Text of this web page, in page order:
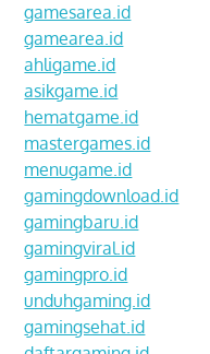
gamesarea.id
gamearea.id
ahligame.id
asikgame.id
hematgame.id
mastergames.id
menugame.id
gamingdownload.id
gamingbaru.id
gamingviral.id
gamingpro.id
unduhgaming.id
gamingsehat.id